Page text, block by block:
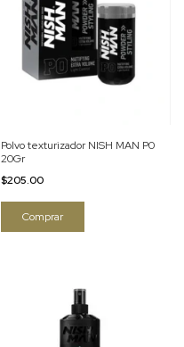
Polvo texturizador NISH MAN P0
20Gr
$205.00